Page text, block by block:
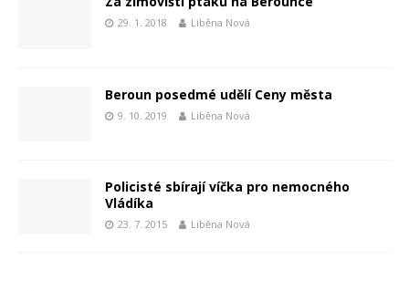
29. 1. 2018 Liběna Nová
Beroun posedmé udělí Ceny města
9. 10. 2019 Liběna Nová
Policisté sbírají víčka pro nemocného
Vládíka
23. 7. 2015 Liběna Nová